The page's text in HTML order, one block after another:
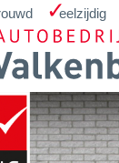
Occasions